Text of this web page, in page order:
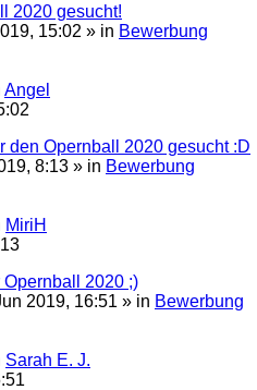
2020 gesucht!
15:02 » in Bewerbung
Angel
den Opernball 2020 gesucht :D
8:13 » in Bewerbung
MiriH
2020 ;)
2019, 16:51 » in Bewerbung
Sarah E. J.